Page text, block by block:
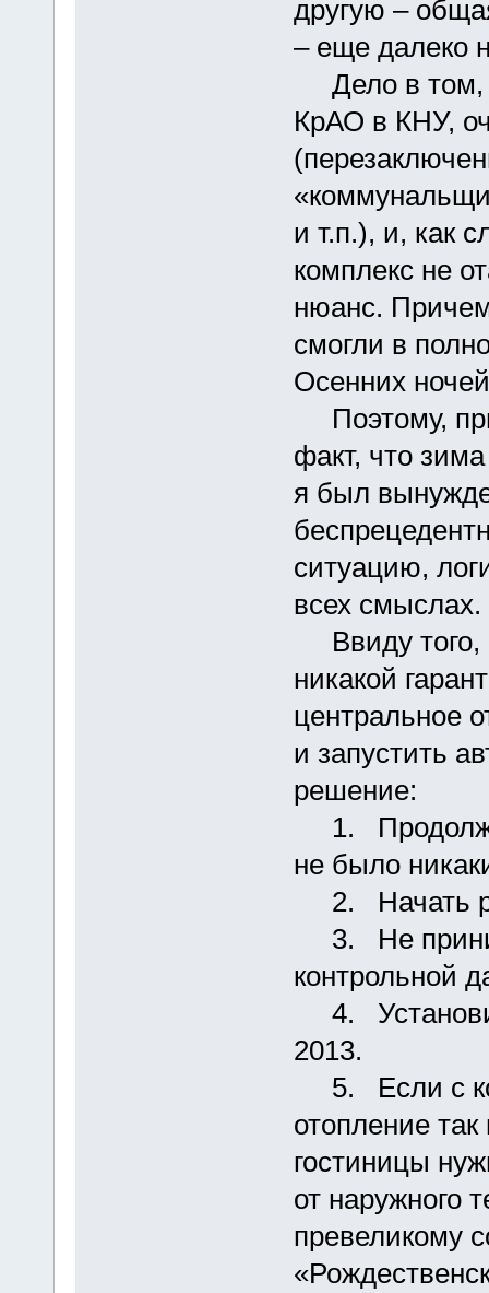
другую –
– еще далеко
Дело в том,
КрАО в КНУ,
и т.п.), и, как
комплекс не
нюанс.
смогли в
Осенних ночей
Поэтому,
факт, что
я был
ситуацию,
всех смыслах.
Ввиду того,
никакой
центральное
и запустить
решение:
1.
не было
2. Начать
3. Не
контрольной
4.
2013.
5. Если с
отопление
гостиницы
от наружного
превеликому